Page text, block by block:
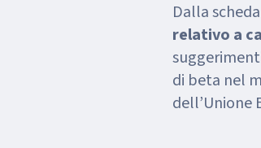
Dalla
relativo a
di beta nel
dell’Unione